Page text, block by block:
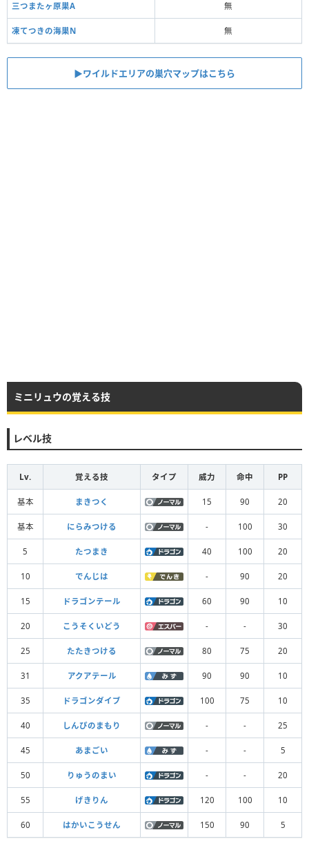
三つまたヶ原巣A 無
凍てつきの海巣N 無
▶ワイルドエリアの巣穴マップはこちら
ミニリュウの覚える技
レベル技
Lv. 覚える技 タイプ 威力 命中 PP
基本 まきつく 15 90 20
基本 にらみつける - 100 30
5 たつまき 40 100 20
10 でんじは - 90 20
15 ドラゴンテール 60 90 10
20 こうそくいどう - - 30
25 たたきつける 80 75 20
31 アクアテール 90 90 10
35 ドラゴンダイブ 100 75 10
40 しんぴのまもり - - 25
45 あまごい - - 5
50 りゅうのまい - - 20
55 げきりん 120 100 10
60 はかいこうせん 150 90 5